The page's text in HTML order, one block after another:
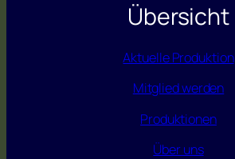
Übersicht
Aktuelle Produktion
Mitglied werden
Produktionen
Über uns